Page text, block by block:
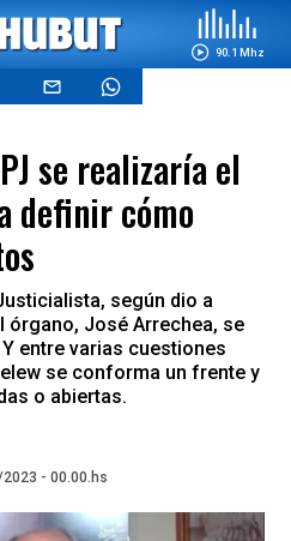
90.1 Mhz
se realizaría el
definir cómo
según dio a
órgano, José Arrechea, se
entre varias cuestiones
se conforma un frente y
o abiertas.
- 00.00.hs